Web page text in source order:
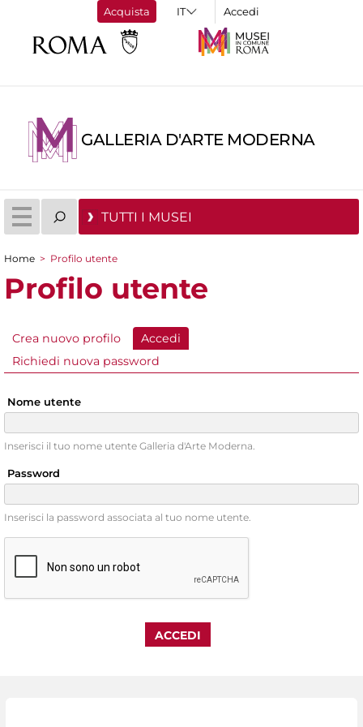
Acquista Accedi
GALLERIA D'ARTE MODERNA
TUTTI I MUSEI
Tu sei qui
Home > Profilo utente
Profilo utente
Schede primarie
Crea nuovo profilo Accedi
Richiedi nuova password
Nome utente
Inserisci il tuo nome utente Galleria d'Arte Moderna.
Password
Inserisci la password associata al tuo nome utente.